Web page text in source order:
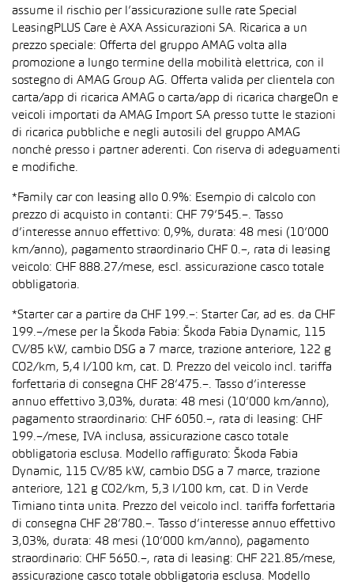
assume il rischio per l’assicurazione sulle rate Special
LeasingPLUS Care è AXA Assicurazioni SA. Ricarica a un
prezzo speciale: Offerta del gruppo AMAG volta alla
promozione a lungo termine della mobilità elettrica, con il
sostegno di AMAG Group AG. Offerta valida per clientela con
carta/app di ricarica AMAG o carta/app di ricarica chargeOn e
veicoli importati da AMAG Import SA presso tutte le stazioni
di ricarica pubbliche e negli autosili del gruppo AMAG
nonché presso i partner aderenti. Con riserva di adeguamenti
e modifiche.
*Family car con leasing allo 0.9%: Esempio di calcolo con
prezzo di acquisto in contanti: CHF 79’545.–. Tasso
d’interesse annuo effettivo: 0,9%, durata: 48 mesi (10’000
km/anno), pagamento straordinario CHF 0.–, rata di leasing
veicolo: CHF 888.27/mese, escl. assicurazione casco totale
obbligatoria.
*Starter car a partire da CHF 199.–: Starter Car, ad es. da CHF
199.–/mese per la Škoda Fabia: Škoda Fabia Dynamic, 115
CV/85 kW, cambio DSG a 7 marce, trazione anteriore, 122 g
CO2/km, 5,4 l/100 km, cat. D. Prezzo del veicolo incl. tariffa
forfettaria di consegna CHF 28’475.–. Tasso d’interesse
annuo effettivo 3,03%, durata: 48 mesi (10’000 km/anno),
pagamento straordinario: CHF 6050.–, rata di leasing: CHF
199.–/mese, IVA inclusa, assicurazione casco totale
obbligatoria esclusa. Modello raffigurato: Škoda Fabia
Dynamic, 115 CV/85 kW, cambio DSG a 7 marce, trazione
anteriore, 121 g CO2/km, 5,3 l/100 km, cat. D in Verde
Timiano tinta unita. Prezzo del veicolo incl. tariffa forfettaria
di consegna CHF 28’780.–. Tasso d’interesse annuo effettivo
3,03%, durata: 48 mesi (10’000 km/anno), pagamento
straordinario: CHF 5650.–, rata di leasing: CHF 221.85/mese,
assicurazione casco totale obbligatoria esclusa. Modello